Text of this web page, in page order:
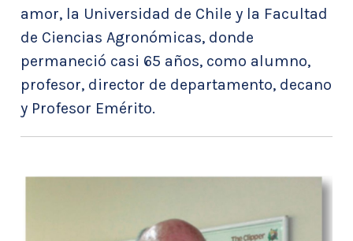
amor, la Universidad de Chile y la Facultad
de Ciencias Agronómicas, donde
permaneció casi 65 años, como alumno,
profesor, director de departamento, decano
y Profesor Emérito.